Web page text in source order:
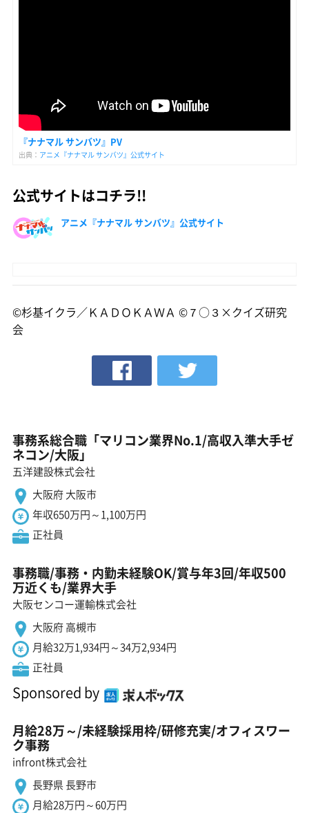
『ナナマル サンバツ』PV
出典： アニメ『ナナマル サンバツ』公式サイト
公式サイトはコチラ!!
アニメ『ナナマル サンバツ』公式サイト
©杉基イクラ／ＫＡＤＯＫＡＷＡ ©７○３×クイズ研究
会
事務系総合職「マリコン業界No.1/高収入準大手ゼ
ネコン/大阪」
五洋建設株式会社
大阪府 大阪市
年収650万円～1,100万円
正社員
事務職/事務・内勤未経験OK/賞与年3回/年収500
万近くも/業界大手
大阪センコー運輸株式会社
大阪府 高槻市
月給32万1,934円～34万2,934円
正社員
Sponsored by
月給28万～/未経験採用枠/研修充実/オフィスワー
ク事務
infront株式会社
長野県 長野市
月給28万円～60万円